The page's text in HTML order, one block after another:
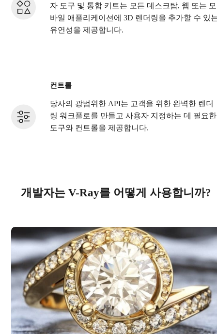
자 도구 및 통합 키트는 모든 데스크탑, 웹 또는 모
바일 애플리케이션에 3D 렌더링을 추가할 수 있
유연성을 제공합니다.
컨트롤
당사의 광범위한 API는 고객을 위한 완벽한 렌더
링 워크플로를 만들고 사용자 지정하는 데 필요한
도구와 컨트롤을 제공합니다.
개발자는 V-Ray를 어떻게 사용합니까?